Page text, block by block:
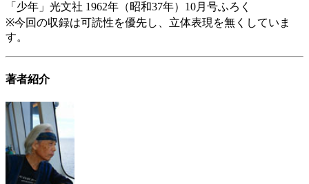
「少年」光文社 1962年（昭和37年）10月号ふろく
※今回の収録は可読性を優先し、立体表現を無くしていま
す。
著者紹介